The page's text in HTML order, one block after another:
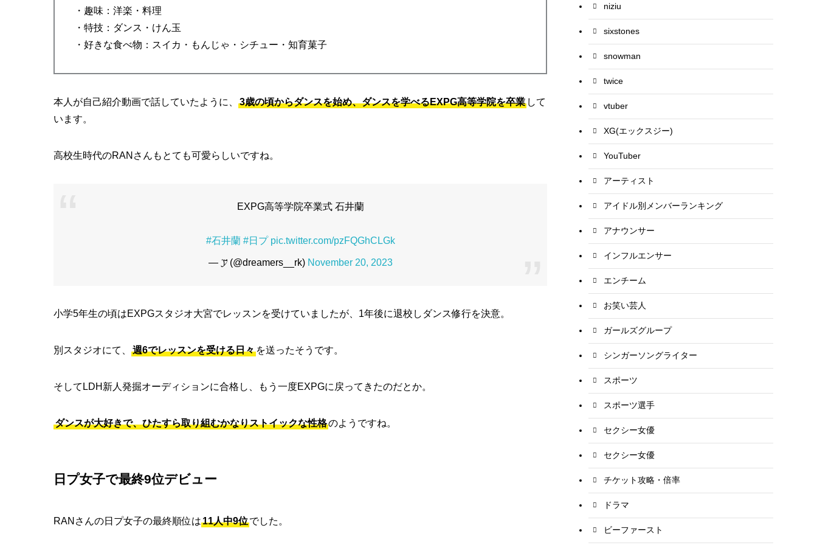
・趣味：洋楽・料理
・特技：ダンス・けん玉
・好きな食べ物：スイカ・もんじゃ・シチュー・知育菓子
本人が自己紹介動画で話していたように、 3歳の頃からダンスを始め、ダンスを学べるEXPG高等学院を卒業 して
います。
高校生時代のRANさんもとても可愛らしいですね。
EXPG高等学院卒業式 石井蘭
#石井蘭 #日プ pic.twitter.com/pzFQGhCLGk
— 𝓨̆̈ (@dreamers__rk) November 20, 2023
小学5年生の頃はEXPGスタジオ大宮でレッスンを受けていましたが、1年後に退校しダンス修行を決意。
別スタジオにて、 週6でレッスンを受ける日々 を送ったそうです。
そしてLDH新人発掘オーディションに合格し、もう一度EXPGに戻ってきたのだとか。
ダンスが大好きで、ひたすら取り組むかなりストイックな性格のようですね。
日プ女子で最終9位デビュー
RANさんの日プ女子の最終順位は11人中9位でした。
niziu
sixstones
snowman
twice
vtuber
XG(エックスジー)
YouTuber
アーティスト
アイドル別メンバーランキング
アナウンサー
インフルエンサー
エンチーム
お笑い芸人
ガールズグループ
シンガーソングライター
スポーツ
スポーツ選手
セクシー女優
セクシー女優
チケット攻略・倍率
ドラマ
ビーファースト